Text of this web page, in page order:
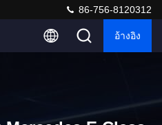
86-756-8120312
อ้างอิง